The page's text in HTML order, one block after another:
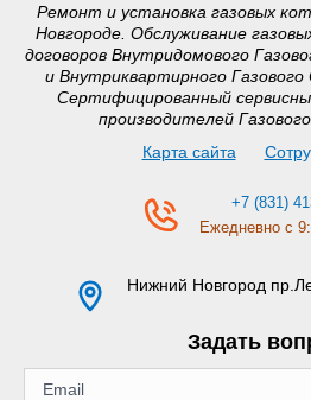
Ремонт и установка газовых
Новгороде. Обслуживание
договоров Внутридомового
и Внутриквартирного Газового
Сертифицированный
производителей
Карта сайта
+7 (831)
Ежедневно с
Нижний Новгород
Задать